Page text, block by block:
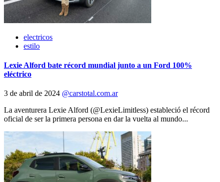
electricos
estilo
Lexie Alford bate récord mundial junto a un Ford 100%
eléctrico
3 de abril de 2024 @carstotal.com.ar
La aventurera Lexie Alford (@LexieLimitless) estableció el récord
oficial de ser la primera persona en dar la vuelta al mundo...